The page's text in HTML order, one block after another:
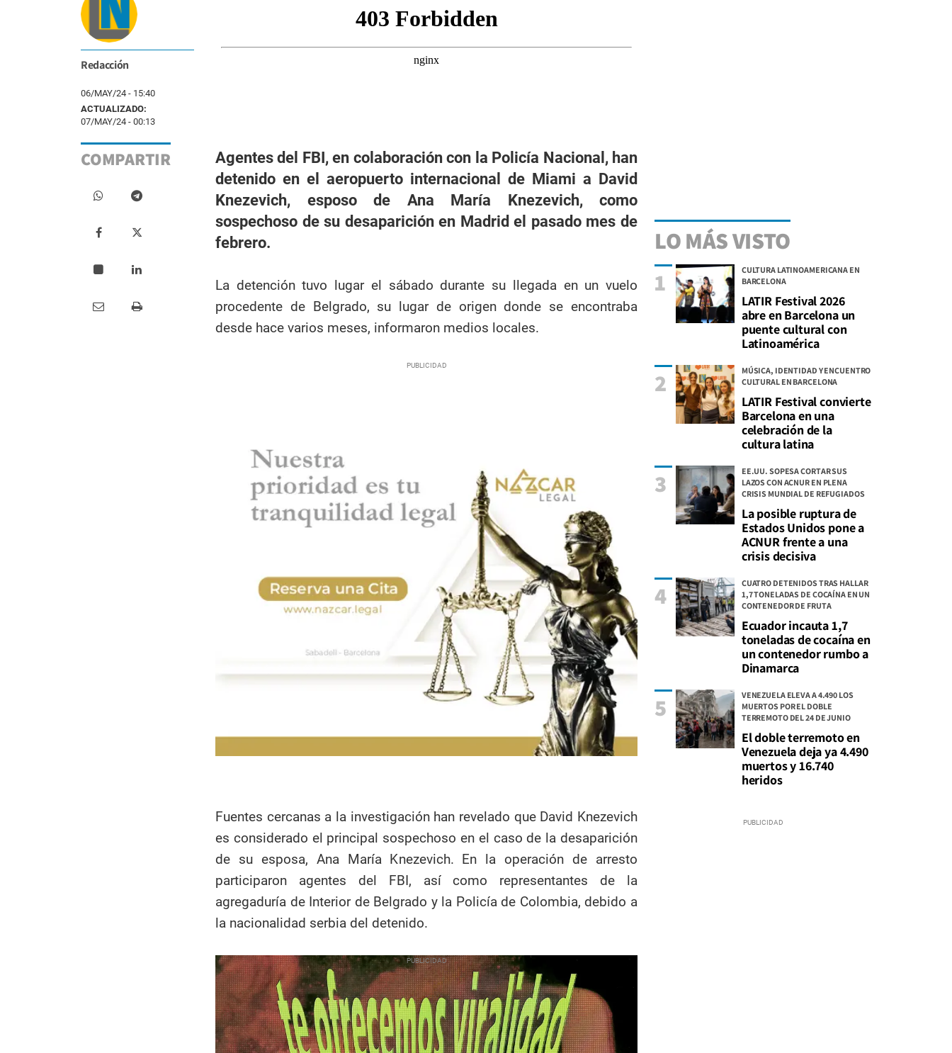
Redacción
06/MAY/24 - 15:40
ACTUALIZADO:
07/MAY/24 - 00:13
COMPARTIR
Agentes del FBI, en colaboración con la Policía Nacional, han
detenido en el aeropuerto internacional de Miami a David
Knezevich, esposo de Ana María Knezevich, como
sospechoso de su desaparición en Madrid el pasado mes de
febrero.
La detención tuvo lugar el sábado durante su llegada en un vuelo
procedente de Belgrado, su lugar de origen donde se encontraba
desde hace varios meses, informaron medios locales.
Fuentes cercanas a la investigación han revelado que David Knezevich
es considerado el principal sospechoso en el caso de la desaparición
de su esposa, Ana María Knezevich. En la operación de arresto
participaron agentes del FBI, así como representantes de la
agregaduría de Interior de Belgrado y la Policía de Colombia, debido a
la nacionalidad serbia del detenido.
LO MÁS VISTO
CULTURA LATINOAMERICANA EN
BARCELONA
LATIR Festival 2026
abre en Barcelona un
puente cultural con
Latinoamérica
1
MÚSICA, IDENTIDAD Y ENCUENTRO
CULTURAL EN BARCELONA
LATIR Festival convierte
Barcelona en una
celebración de la
cultura latina
2
EE.UU. SOPESA CORTAR SUS
LAZOS CON ACNUR EN PLENA
CRISIS MUNDIAL DE REFUGIADOS
La posible ruptura de
Estados Unidos pone a
ACNUR frente a una
crisis decisiva
3
CUATRO DETENIDOS TRAS HALLAR
1,7 TONELADAS DE COCAÍNA EN UN
CONTENEDOR DE FRUTA
Ecuador incauta 1,7
toneladas de cocaína en
un contenedor rumbo a
Dinamarca
4
VENEZUELA ELEVA A 4.490 LOS
MUERTOS POR EL DOBLE
TERREMOTO DEL 24 DE JUNIO
El doble terremoto en
Venezuela deja ya 4.490
muertos y 16.740
heridos
5